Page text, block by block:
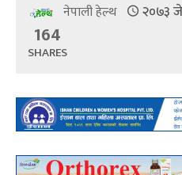
नेपाली हेल्थ २०७३
164
SHARES